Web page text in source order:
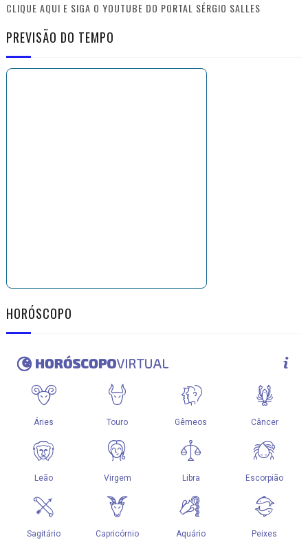
CLIQUE AQUI E SIGA O YOUTUBE DO PORTAL SÉRGIO SALLES
PREVISÃO DO TEMPO
HORÓSCOPO